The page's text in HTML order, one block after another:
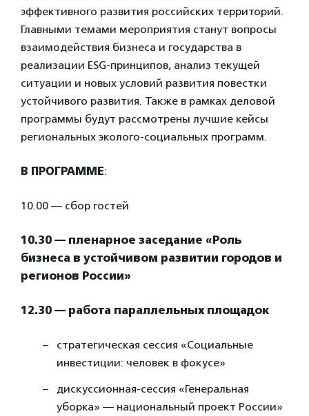
эффективного развития российских территорий.
Главными темами мероприятия станут вопросы
взаимодействия бизнеса и государства в
реализации ESG-принципов, анализ текущей
ситуации и новых условий развития повестки
устойчивого развития. Также в рамках деловой
программы будут рассмотрены лучшие кейсы
региональных эколого-социальных программ.
В ПРОГРАММЕ:
10.00 — сбор гостей
10.30 — пленарное заседание «Роль
бизнеса в устойчивом развитии городов и
регионов России»
12.30 — работа параллельных площадок
стратегическая сессия «Социальные
инвестиции: человек в фокусе»
дискуссионная-сессия «Генеральная
уборка» — национальный проект России»